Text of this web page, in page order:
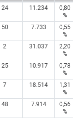
24 11.234
0,80
%
50 7.733
0,55
%
2 31.037
2,20
%
25 10.917
0,78
%
7 18.514
1,31
%
48 7.914
0,56
%